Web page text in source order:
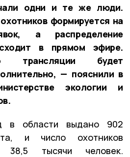
одни и те же люди.
формируется на
а распределение
в прямом эфире.
трансляции будет
— пояснили в
экологии и
в области выдано 902
и число охотников
38,5 тысячи человек.